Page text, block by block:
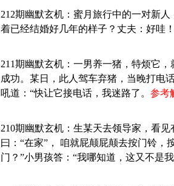
212期幽默玄机：蜜月旅行中的一对新
着已经结婚好几年的样子？丈夫：好哇
211期幽默玄机：一男养一猪，特烦它
成功。某日，此人驾车弃猪，当晚打电
吼道：“快让它接电话，我迷路了。 参考
210期幽默玄机：生某天去领导家，看
曰：“在家”， 咱就屁颠屁颠去按门铃，
门？”小男孩答：“我哪知道，这又不是